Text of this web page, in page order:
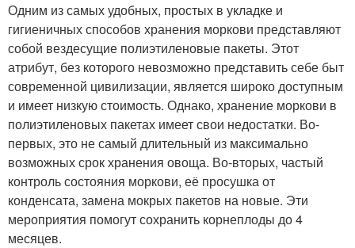
Одним из самых удобных, простых в укладке и
гигиеничных способов хранения моркови представляют
собой вездесущие полиэтиленовые пакеты. Этот
атрибут, без которого невозможно представить себе быт
современной цивилизации, является широко доступным
и имеет низкую стоимость. Однако, хранение моркови в
полиэтиленовых пакетах имеет свои недостатки. Во-
первых, это не самый длительный из максимально
возможных срок хранения овоща. Во-вторых, частый
контроль состояния моркови, её просушка от
конденсата, замена мокрых пакетов на новые. Эти
мероприятия помогут сохранить корнеплоды до 4
месяцев.